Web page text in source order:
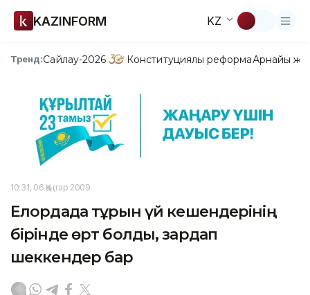
KAZINFORM KZ
Тренд:Сайлау-2026 Конституциялық реформаАрнайы
10:31, 06 Қаңтар 2009
Елордада тұрғын үй кешендерінің
бірінде өрт болды, зардап
шеккендер бар